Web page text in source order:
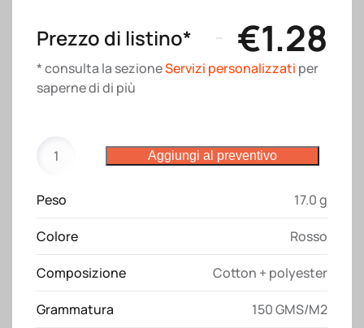
Prezzo di listino* €1.28
* consulta la sezioneServizi personalizzati per
saperne di di più
6
pannelli
con
sandwich
quantità
Aggiungi al preventivo
Peso 17.0 g
Colore Rosso
Composizione Cotton + polyester
Grammatura 150 GMS/M2